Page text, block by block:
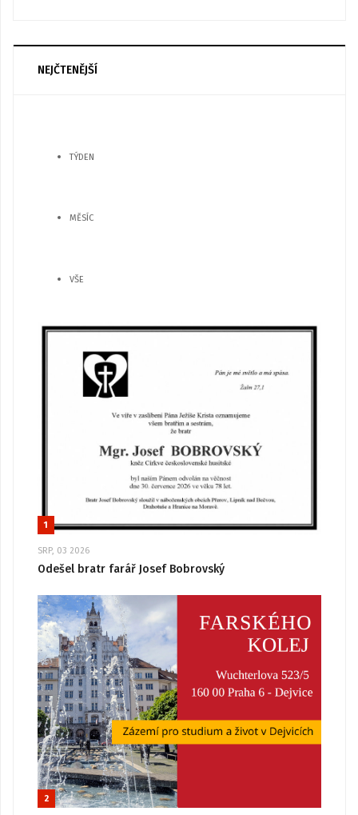
NEJČTENĚJŠÍ
TÝDEN
MĚSÍC
VŠE
1
SRP, 03 2026
Odešel bratr farář Josef Bobrovský
2